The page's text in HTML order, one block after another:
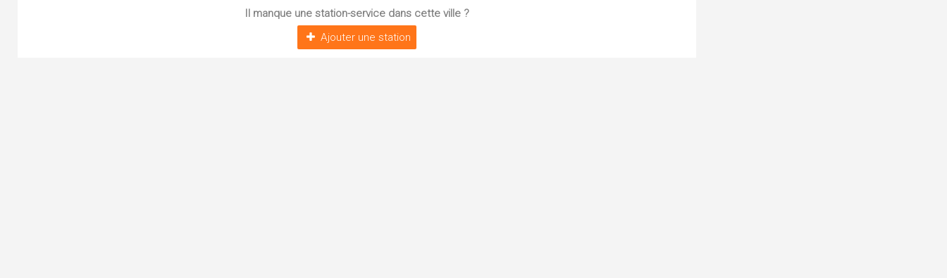
Il manque une station-service dans cette ville ?
Ajouter une station